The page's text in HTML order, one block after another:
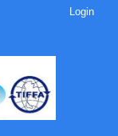
Login